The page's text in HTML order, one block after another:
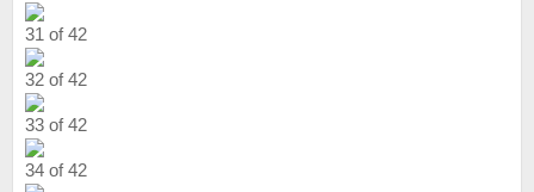
31 of 42
32 of 42
33 of 42
34 of 42